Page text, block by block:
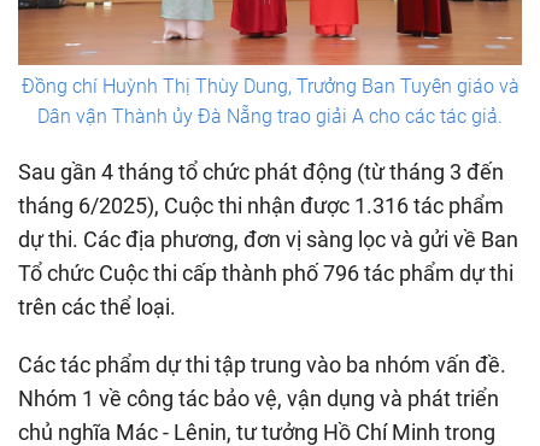
Đồng chí Huỳnh Thị Thùy Dung, Trưởng Ban Tuyên giáo và
Dân vận Thành ủy Đà Nẵng trao giải A cho các tác giả.
Sau gần 4 tháng tổ chức phát động (từ tháng 3 đến
tháng 6/2025), Cuộc thi nhận được 1.316 tác phẩm
dự thi. Các địa phương, đơn vị sàng lọc và gửi về Ban
Tổ chức Cuộc thi cấp thành phố 796 tác phẩm dự thi
trên các thể loại.
Các tác phẩm dự thi tập trung vào ba nhóm vấn đề.
Nhóm 1 về công tác bảo vệ, vận dụng và phát triển
chủ nghĩa Mác - Lênin, tư tưởng Hồ Chí Minh trong